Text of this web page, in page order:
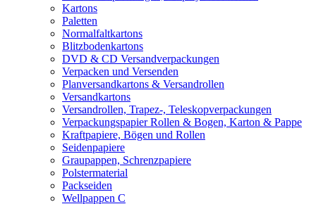
Kartons
Paletten
Normalfaltkartons
Blitzbodenkartons
DVD & CD Versandverpackungen
Verpacken und Versenden
Planversandkartons & Versandrollen
Versandkartons
Versandrollen, Trapez-, Teleskopverpackungen
Verpackungspapier Rollen & Bogen, Karton & Pappe
Kraftpapiere, Bögen und Rollen
Seidenpapiere
Graupappen, Schrenzpapiere
Polstermaterial
Packseiden
Wellpappen C